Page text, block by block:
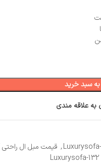
سبد خرید
به علاقه مندی
,